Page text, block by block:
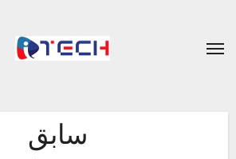
المحتوى
سابق